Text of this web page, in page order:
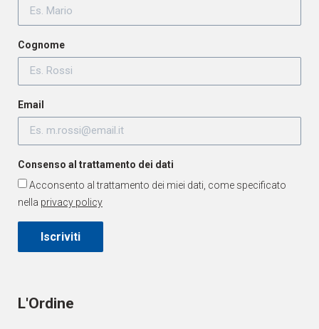
L'Ordine
Cognome
Email
Consenso al trattamento dei dati
Acconsento al trattamento dei miei dati, come specificato
nella privacy policy
Iscriviti